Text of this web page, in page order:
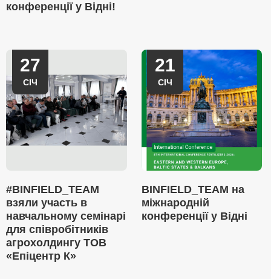
конференції у Відні!
27
СІЧ
#BINFIELD_TEAM
взяли участь в
навчальному семінарі
для співробітників
агрохолдингу ТОВ
«Епіцентр К»
21
СІЧ
BINFIELD_TEAM на
міжнародній
конференції у Відні